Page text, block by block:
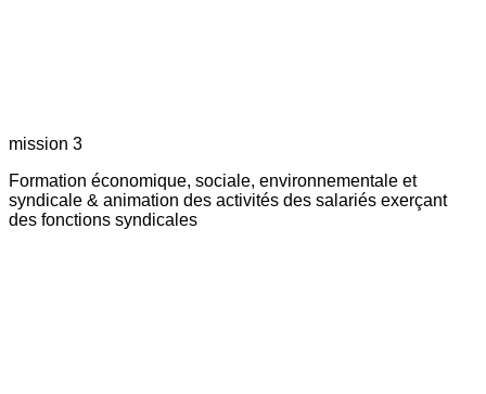
mission 3
Formation économique, sociale, environnementale et
syndicale & animation des activités des salariés exerçant
des fonctions syndicales